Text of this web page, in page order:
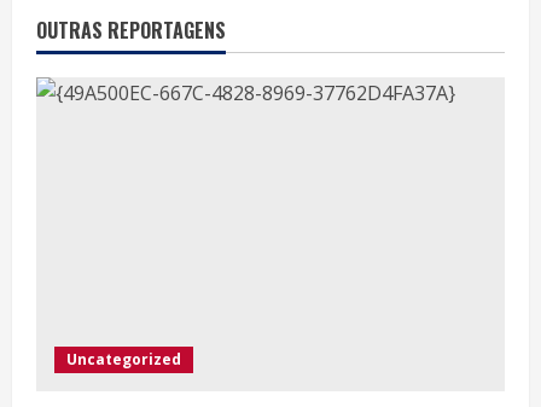
OUTRAS REPORTAGENS
Uncategorized